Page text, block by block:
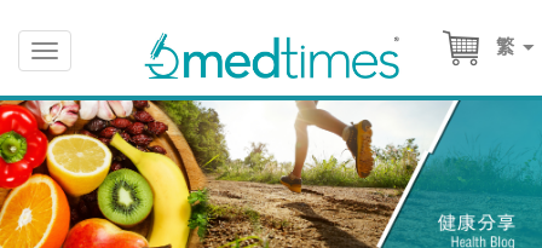
繁
Toggle
navigation